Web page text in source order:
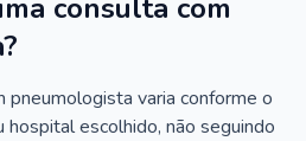
consulta com
pneumologista varia conforme o
hospital escolhido, não seguindo